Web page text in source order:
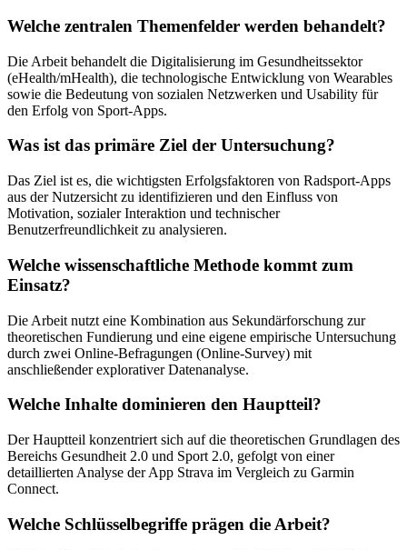
Welche zentralen Themenfelder werden behandelt?
Die Arbeit behandelt die Digitalisierung im Gesundheitssektor
(eHealth/mHealth), die technologische Entwicklung von Wearables
sowie die Bedeutung von sozialen Netzwerken und Usability für
den Erfolg von Sport-Apps.
Was ist das primäre Ziel der Untersuchung?
Das Ziel ist es, die wichtigsten Erfolgsfaktoren von Radsport-Apps
aus der Nutzersicht zu identifizieren und den Einfluss von
Motivation, sozialer Interaktion und technischer
Benutzerfreundlichkeit zu analysieren.
Welche wissenschaftliche Methode kommt zum
Einsatz?
Die Arbeit nutzt eine Kombination aus Sekundärforschung zur
theoretischen Fundierung und eine eigene empirische Untersuchung
durch zwei Online-Befragungen (Online-Survey) mit
anschließender explorativer Datenanalyse.
Welche Inhalte dominieren den Hauptteil?
Der Hauptteil konzentriert sich auf die theoretischen Grundlagen des
Bereichs Gesundheit 2.0 und Sport 2.0, gefolgt von einer
detaillierten Analyse der App Strava im Vergleich zu Garmin
Connect.
Welche Schlüsselbegriffe prägen die Arbeit?